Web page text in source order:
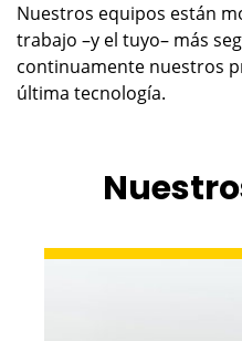
Nuestros equipos están
trabajo –y el tuyo– más
continuamente nuestros
última tecnología.